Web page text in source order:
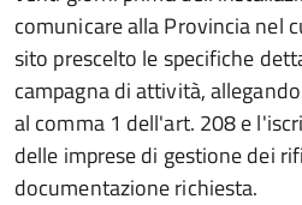
comunicare alla Provincia nel
sito prescelto le specifiche
campagna di attività,
al comma 1 dell'art. 208 e
delle imprese di gestione dei
documentazione richiesta.